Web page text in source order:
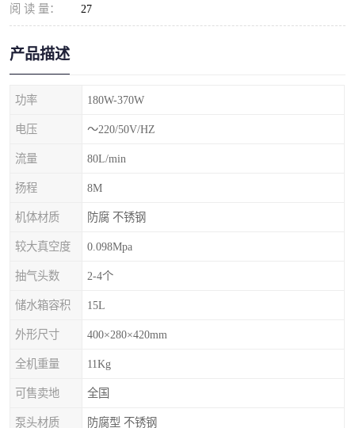
阅 读 量： 27
产品描述
功率 180W-370W
电压 ～220/50V/HZ
流量 80L/min
扬程 8M
机体材质 防腐 不锈钢
较大真空度 0.098Mpa
抽气头数 2-4个
储水箱容积 15L
外形尺寸 400×280×420mm
全机重量 11Kg
可售卖地 全国
泵头材质 防腐型 不锈钢